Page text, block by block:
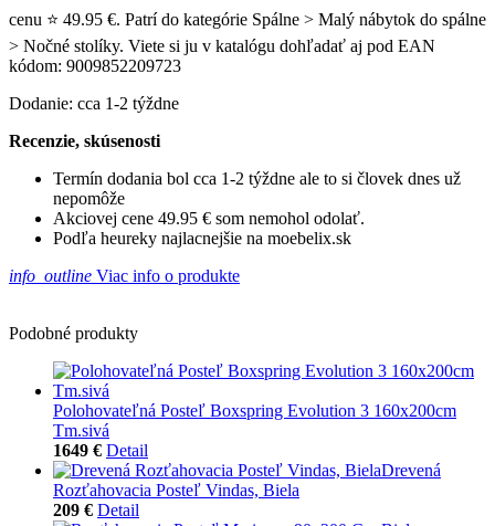
cenu ⭐ 49.95 €. Patrí do kategórie Spálne > Malý nábytok do spálne
> Nočné stolíky. Viete si ju v katalógu dohľadať aj pod EAN
kódom: 9009852209723
Dodanie: cca 1-2 týždne
Recenzie, skúsenosti
Termín dodania bol cca 1-2 týždne ale to si človek dnes už
nepomôže
Akciovej cene 49.95 € som nemohol odolať.
Podľa heureky najlacnejšie na moebelix.sk
info_outline Viac info o produkte
Podobné produkty
Polohovateľná Posteľ Boxspring Evolution 3 160x200cm
Tm.sivá
1649 € Detail
Drevená
Rozťahovacia Posteľ Vindas, Biela
209 € Detail